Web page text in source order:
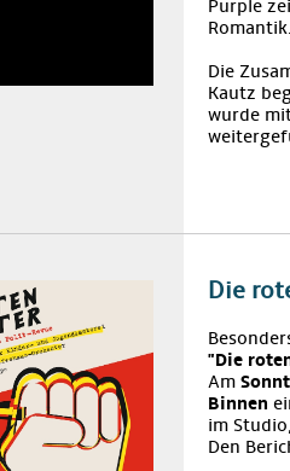
Purple
Die
Kautz
wurde
Die
"Die
Am
Binnen
im
Den